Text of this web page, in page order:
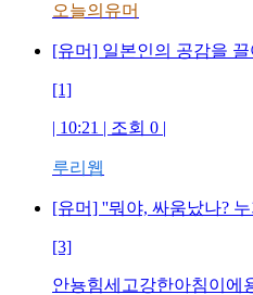
오늘의유머
[유머] 일본인의 공감을
[1]
| 10:21 | 조회 0 |
루리웹
[유머] ''뭐야, 싸움났나?
[3]
안뇽힘세고강한아침이에